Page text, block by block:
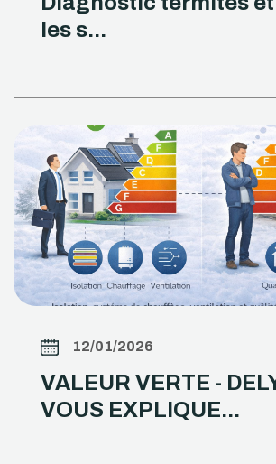
les s...
12/01/2026
VALEUR VERTE -
VOUS EXPLIQUE...